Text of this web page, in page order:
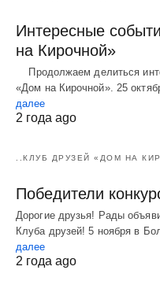
Интересные
на Кирочной»
Продолжаем делиться
«Дом на Кирочной». 25
далее
2 года ago
..КЛУБ ДРУЗЕЙ «ДОМ НА
Победители
Дорогие друзья! Рады
Клуба друзей! 5 ноября в
далее
2 года ago